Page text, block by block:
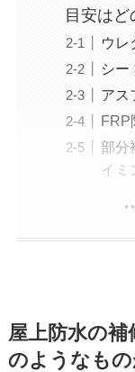
目安はど
ウレ
シー
アス
FRP
部分
イミ
屋上防水の
のようなも